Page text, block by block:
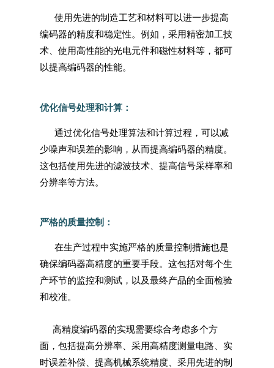
使用先进的制造工艺和材料可以进一步提高
编码器的精度和稳定性。例如，采用精密加工技
术、使用高性能的光电元件和磁性材料等，都可
以提高编码器的性能。
优化信号处理和计算：
通过优化信号处理算法和计算过程，可以减
少噪声和误差的影响，从而提高编码器的精度。
这包括使用先进的滤波技术、提高信号采样率和
分辨率等方法。
严格的质量控制：
在生产过程中实施严格的质量控制措施也是
确保编码器高精度的重要手段。这包括对每个生
产环节的监控和测试，以及最终产品的全面检验
和校准。
高精度编码器的实现需要综合考虑多个方
面，包括提高分辨率、采用高精度测量电路、实
时误差补偿、提高机械系统精度、采用先进的制